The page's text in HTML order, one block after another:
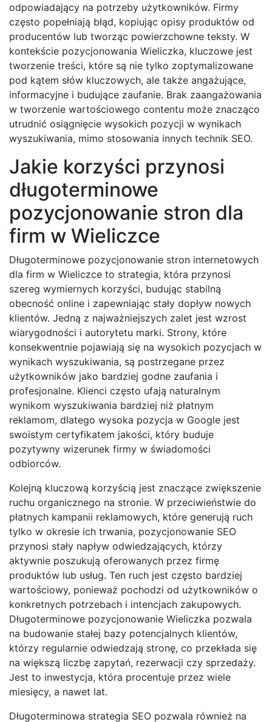
odpowiadający na potrzeby użytkowników. Firmy
często popełniają błąd, kopiując opisy produktów od
producentów lub tworząc powierzchowne teksty. W
kontekście pozycjonowania Wieliczka, kluczowe jest
tworzenie treści, które są nie tylko zoptymalizowane
pod kątem słów kluczowych, ale także angażujące,
informacyjne i budujące zaufanie. Brak zaangażowania
w tworzenie wartościowego contentu może znacząco
utrudnić osiągnięcie wysokich pozycji w wynikach
wyszukiwania, mimo stosowania innych technik SEO.
Jakie korzyści przynosi
długoterminowe
pozycjonowanie stron dla
firm w Wieliczce
Długoterminowe pozycjonowanie stron internetowych
dla firm w Wieliczce to strategia, która przynosi
szereg wymiernych korzyści, budując stabilną
obecność online i zapewniając stały dopływ nowych
klientów. Jedną z najważniejszych zalet jest wzrost
wiarygodności i autorytetu marki. Strony, które
konsekwentnie pojawiają się na wysokich pozycjach w
wynikach wyszukiwania, są postrzegane przez
użytkowników jako bardziej godne zaufania i
profesjonalne. Klienci często ufają naturalnym
wynikom wyszukiwania bardziej niż płatnym
reklamom, dlatego wysoka pozycja w Google jest
swoistym certyfikatem jakości, który buduje
pozytywny wizerunek firmy w świadomości
odbiorców.
Kolejną kluczową korzyścią jest znaczące zwiększenie
ruchu organicznego na stronie. W przeciwieństwie do
płatnych kampanii reklamowych, które generują ruch
tylko w okresie ich trwania, pozycjonowanie SEO
przynosi stały napływ odwiedzających, którzy
aktywnie poszukują oferowanych przez firmę
produktów lub usług. Ten ruch jest często bardziej
wartościowy, ponieważ pochodzi od użytkowników o
konkretnych potrzebach i intencjach zakupowych.
Długoterminowe pozycjonowanie Wieliczka pozwala
na budowanie stałej bazy potencjalnych klientów,
którzy regularnie odwiedzają stronę, co przekłada się
na większą liczbę zapytań, rezerwacji czy sprzedaży.
Jest to inwestycja, która procentuje przez wiele
miesięcy, a nawet lat.
Długoterminowa strategia SEO pozwala również na